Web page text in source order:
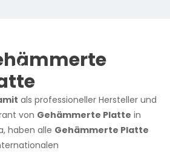
als professioneller Hersteller und
von Gehämmerte Platte in
haben alle Gehämmerte Platte